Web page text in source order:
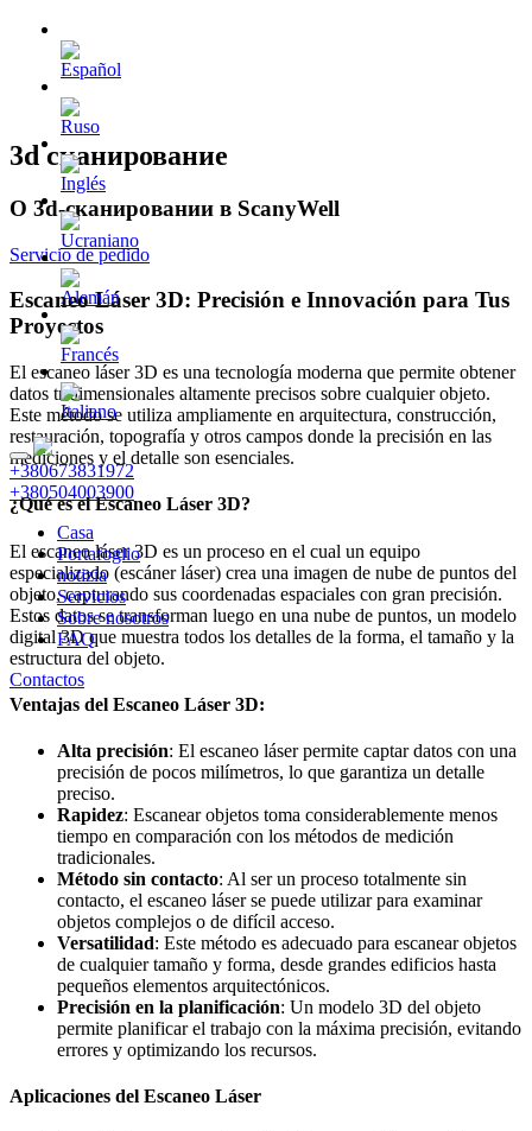
+380673831972
+380504003900
Casa
Portafoglio
notizia
Servicios
Sobre nosotros
FAQ
Contactos
3d сканирование
О 3d-сканировании в ScanyWell
Servicio de pedido
Escaneo Láser 3D: Precisión e Innovación para Tus
Proyectos
El escaneo láser 3D es una tecnología moderna que permite obtener
datos tridimensionales altamente precisos sobre cualquier objeto.
Este método se utiliza ampliamente en arquitectura, construcción,
restauración, topografía y otros campos donde la precisión en las
mediciones y el detalle son esenciales.
¿Qué es el Escaneo Láser 3D?
El escaneo láser 3D es un proceso en el cual un equipo
especializado (escáner láser) crea una imagen de nube de puntos del
objeto, capturando sus coordenadas espaciales con gran precisión.
Estos datos se transforman luego en una nube de puntos, un modelo
digital 3D que muestra todos los detalles de la forma, el tamaño y la
estructura del objeto.
Ventajas del Escaneo Láser 3D:
Alta precisión: El escaneo láser permite captar datos con una
precisión de pocos milímetros, lo que garantiza un detalle
preciso.
Rapidez: Escanear objetos toma considerablemente menos
tiempo en comparación con los métodos de medición
tradicionales.
Método sin contacto: Al ser un proceso totalmente sin
contacto, el escaneo láser se puede utilizar para examinar
objetos complejos o de difícil acceso.
Versatilidad: Este método es adecuado para escanear objetos
de cualquier tamaño y forma, desde grandes edificios hasta
pequeños elementos arquitectónicos.
Precisión en la planificación: Un modelo 3D del objeto
permite planificar el trabajo con la máxima precisión, evitando
errores y optimizando los recursos.
Aplicaciones del Escaneo Láser